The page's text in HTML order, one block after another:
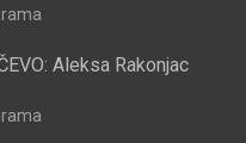
Aleksa Rakonjac